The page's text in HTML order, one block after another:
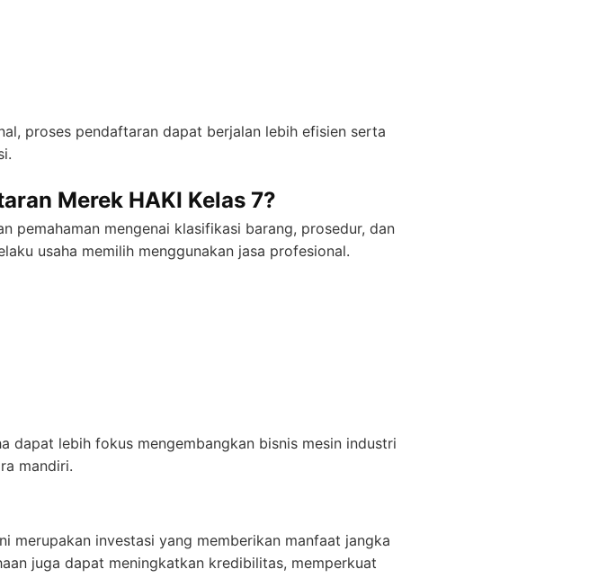
proses pendaftaran dapat berjalan lebih efisien serta
Merek HAKI Kelas 7?
pemahaman mengenai klasifikasi barang, prosedur, dan
usaha memilih menggunakan jasa profesional.
dapat lebih fokus mengembangkan bisnis mesin industri
mandiri.
merupakan investasi yang memberikan manfaat jangka
juga dapat meningkatkan kredibilitas, memperkuat